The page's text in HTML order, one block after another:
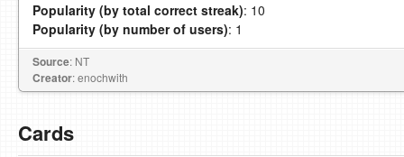
Popularity (by total correct streak): 10
Popularity (by number of users): 1
Source: NT
Creator: enochwith
Cards